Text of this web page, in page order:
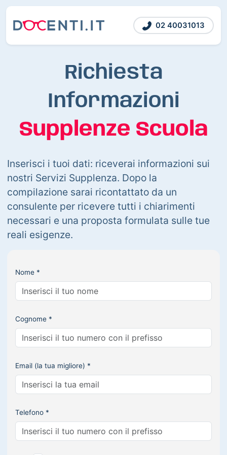
02 40031013
Richiesta
Informazioni
Supplenze Scuola
Inserisci i tuoi dati: riceverai informazioni sui
nostri Servizi Supplenza. Dopo la
compilazione sarai ricontattato da un
consulente per ricevere tutti i chiarimenti
necessari e una proposta formulata sulle tue
reali esigenze.
Nome *
Cognome *
Email (la tua migliore) *
Telefono *